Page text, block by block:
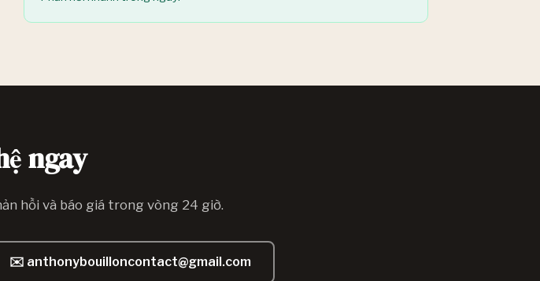
ngay
hồi và báo giá trong vòng 24 giờ.
✉️ anthonybouilloncontact@gmail.com